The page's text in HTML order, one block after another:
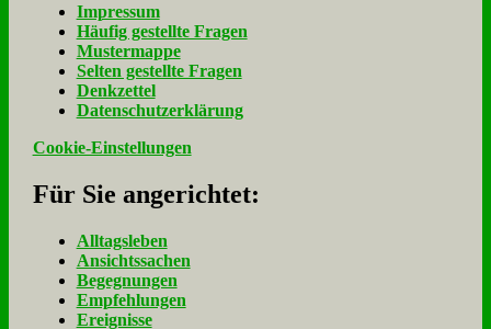
Im­pres­sum
Häu­fig ge­stell­te Fra­gen
Mu­ster­map­pe
Sel­ten ge­stell­te Fra­gen
Denk­zet­tel
Da­ten­schutz­er­klä­rung
Cookie-Einstellungen
Für Sie an­ge­rich­tet:
Alltagsleben
Ansichtssachen
Begegnungen
Empfehlungen
Ereignisse